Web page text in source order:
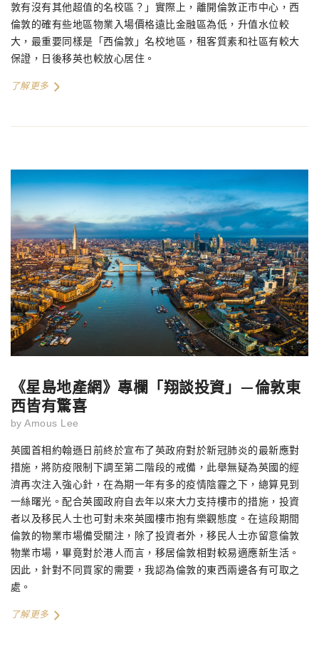
敦有沒有其他超值的名校區？」實際上，離開倫敦正市中心，西
倫敦的確有些地區物業入場價格遠比金融區為低，升值水位較
大，最重要同樣是「西倫敦」名校地區，租客質素和社區有較大
保證，日後移英也較放心居住。
了解更多
《星島地產網》專欄「翔談投資」—倫敦東
西皆有驚喜
by Amous Lee
英國首相約翰遜日前終於宣布了英政府對於新冠肺炎的最新應對
措施，將防疫限制下調至第二階段的戒備，此舉無疑為英國的經
濟再次注入強心針，在為期一年有多的疫情陰霾之下，總算見到
一絲曙光。配合英國政府自去年以來大力支持樓市的措施，投資
者以及移民人士也可對未來英國樓市抱有樂觀態度。在這段期間
倫敦的物業市場備受關注，除了投資者外，移民人士亦留意倫敦
物業市場，畢竟對於港人而言，移居倫敦相對較易適應新生活。
因此，針對不同買家的需要，我認為倫敦的東西兩邊各有可取之
處。
了解更多